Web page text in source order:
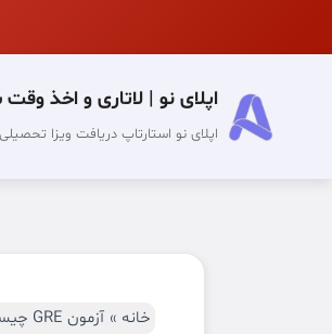
اپلای نو | لاتاری و اخذ
اپلای نو استارتاپ دریافت ویزا تحصیلی،
خانه آزمون GRE چیست